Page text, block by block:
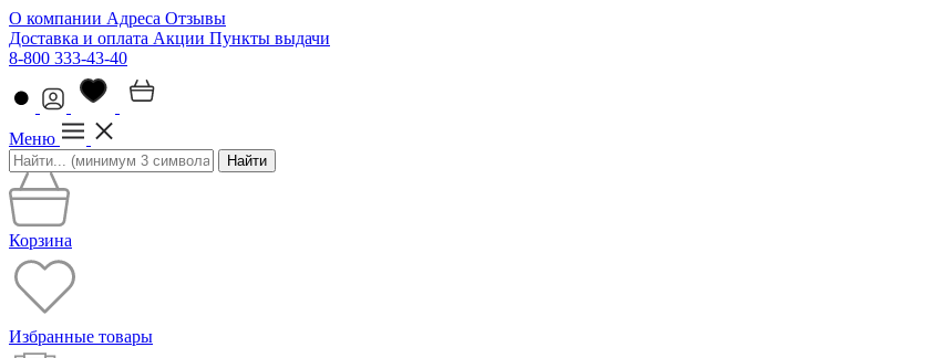
О компании Адреса Отзывы
Доставка и оплата Акции Пункты выдачи
8-800 333-43-40
Меню
Найти
Корзина
Избранные товары